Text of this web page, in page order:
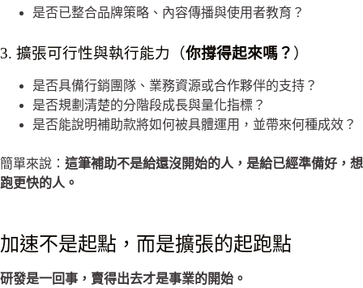
是否已整合品牌策略、內容傳播與使用者教育？
3. 擴張可行性與執行能力（你撐得起來嗎？ ）
是否具備行銷團隊、業務資源或合作夥伴的支持？
是否規劃清楚的分階段成長與量化指標？
是否能說明補助款將如何被具體運用，並帶來何種成效？
簡單來說： 這筆補助不是給還沒開始的人，是給已經準備好，想
跑更快的人。
加速不是起點，而是擴張的起跑點
研發是一回事，賣得出去才是事業的開始。